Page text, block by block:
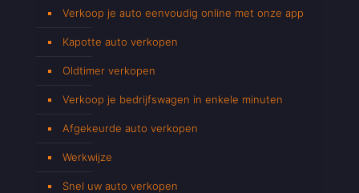
Verkoop je auto eenvoudig online met onze app
Kapotte auto verkopen
Oldtimer verkopen
Verkoop je bedrijfswagen in enkele minuten
Afgekeurde auto verkopen
Werkwijze
Snel uw auto verkopen